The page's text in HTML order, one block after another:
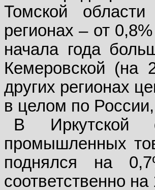
Томской
регионах – от
начала года
Кемеровской (на
других регионах
в целом по
В Иркутской
промышленных
поднялся на
соответственно